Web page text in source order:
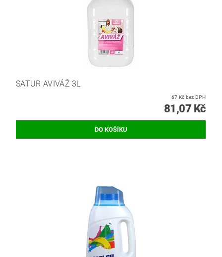
SATUR AVIVÁŽ 3L
67 Kč bez DPH
81,07 Kč